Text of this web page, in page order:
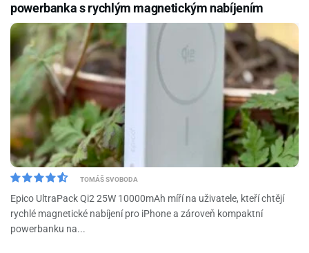
powerbanka s rychlým magnetickým nabíjením
TOMÁŠ SVOBODA
Epico UltraPack Qi2 25W 10000mAh míří na uživatele, kteří chtějí
rychlé magnetické nabíjení pro iPhone a zároveň kompaktní
powerbanku na...